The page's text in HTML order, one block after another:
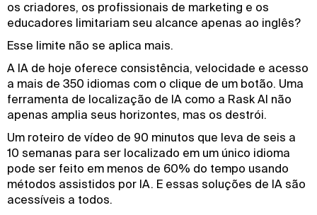
os criadores, os profissionais de marketing e os
educadores limitariam seu alcance apenas ao inglês?
Esse limite não se aplica mais.
A IA de hoje oferece consistência, velocidade e acesso
a mais de 350 idiomas com o clique de um botão. Uma
ferramenta de localização de IA como a Rask AI não
apenas amplia seus horizontes, mas os destrói.
Um roteiro de vídeo de 90 minutos que leva de seis a
10 semanas para ser localizado em um único idioma
pode ser feito em menos de 60% do tempo usando
métodos assistidos por IA. E essas soluções de IA são
acessíveis a todos.